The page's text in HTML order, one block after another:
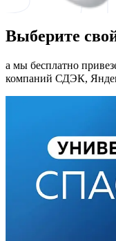
Выберите
а мы бесплатно
компаний СДЭК,